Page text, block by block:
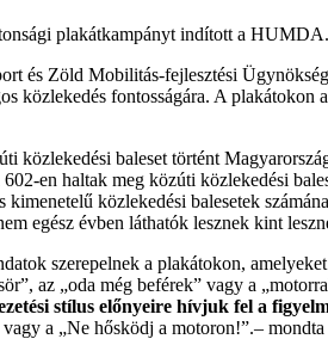
plakátkampányt indított a HUMDA.
és Zöld Mobilitás-fejlesztési
közlekedés fontosságára. A
közlekedési baleset történt
en haltak meg közúti közlekedési
közlekedési balesetek
egész évben láthatók lesznek kint
szerepelnek a plakátokon,
az „oda még beférek” vagy a
stílus előnyeire hívjuk fel a
a „Ne hősködj a motoron!”.– mondta